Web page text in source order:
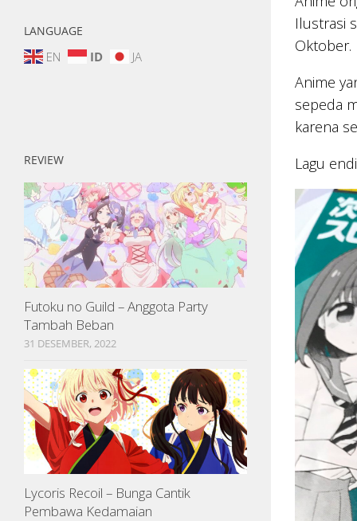
Ilustrasi
Oktober.
Anime
sepeda
karena
Lagu
LANGUAGE
EN ID JA
REVIEW
Futoku no Guild – Anggota Party
Tambah Beban
31 DESEMBER, 2022
Lycoris Recoil – Bunga Cantik
Pembawa Kedamaian